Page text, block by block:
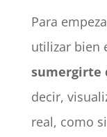
Para
utilizar bien
sumergirte
decir,
real, como